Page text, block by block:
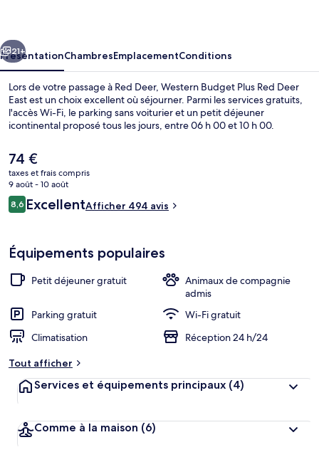
Deer
East
Suite, 1 grand lit | Wi-Fi gratuit, draps
Suivant
21+
PrésentationChambresEmplacementConditions
Lors de votre passage à Red Deer, Western Budget Plus Red Deer
East est un choix excellent où séjourner. Parmi les services gratuits,
l'accès Wi-Fi, le parking sans voiturier et un petit déjeuner
icontinental proposé tous les jours, entre 06 h 00 et 10 h 00.
Le
prix
actuel
est
de
74 €
taxes et frais compris
9 août - 10 août
Avis
voyageurs
8,68,6 sur 10
ExcellentAfficher 494 avis
Équipements populaires
Petit déjeuner gratuit
Animaux de compagnie
admis
Parking gratuit
Wi-Fi gratuit
Climatisation
Réception 24 h/24
Tout afficher
Services et équipements principaux (4)
Comme à la maison (6)